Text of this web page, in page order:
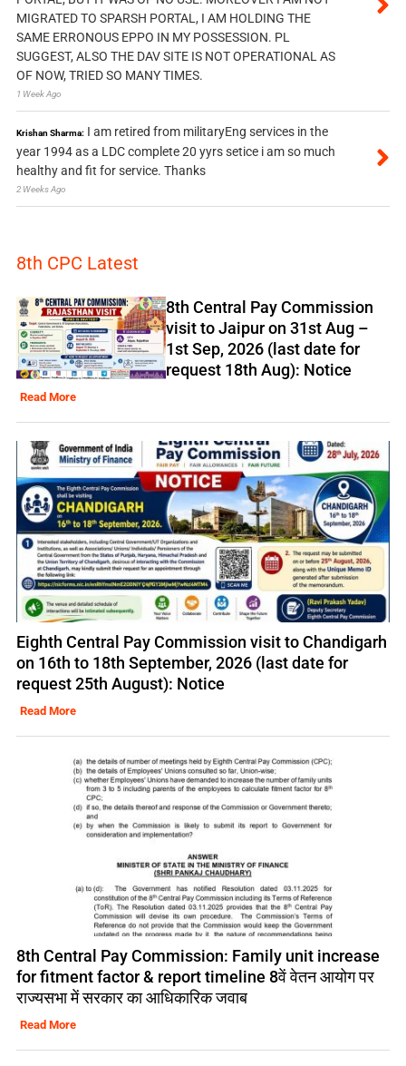
MIGRATED TO SPARSH PORTAL, I AM HOLDING THE
SAME ERRONOUS EPPO IN MY POSSESSION. PL
SUGGEST, ALSO THE DAV SITE IS NOT OPERATIONAL AS
OF NOW, TRIED SO MANY TIMES.
1 Week Ago
Krishan Sharma: I am retired from militaryEng services in the
year 1994 as a LDC complete 20 yyrs setice i am so much
healthy and fit for service. Thanks
2 Weeks Ago
8th CPC Latest
8th Central Pay Commission
visit to Jaipur on 31st Aug –
1st Sep, 2026 (last date for
request 18th Aug): Notice
Read More
Eighth Central Pay Commission visit to Chandigarh
on 16th to 18th September, 2026 (last date for
request 25th August): Notice
Read More
8th Central Pay Commission: Family unit increase
for fitment factor & report timeline 8वें वेतन आयोग पर
राज्यसभा में सरकार का आधिकारिक जवाब
Read More